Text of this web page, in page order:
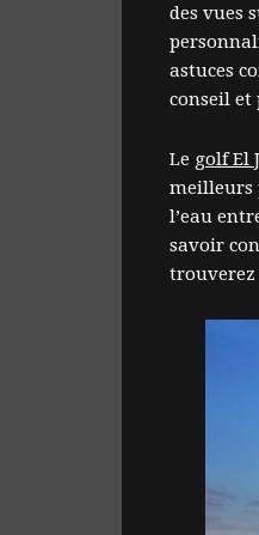
des vues
astuces
conseil et
Le golf El
meilleurs
l’eau
savoir
trouverez